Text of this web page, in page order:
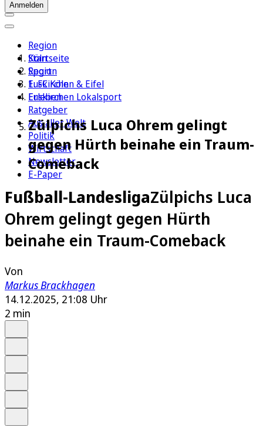
Anmelden
Region
Köln
Sport
1. FC Köln
Erleben
Ratgeber
Aus aller Welt
Politik
Wirtschaft
Newsletter
E-Paper
Startseite
Region
Euskirchen & Eifel
Euskirchen Lokalsport
Zülpichs Luca Ohrem gelingt
gegen Hürth beinahe ein Traum-
Comeback
Fußball-LandesligaZülpichs Luca
Ohrem gelingt gegen Hürth
beinahe ein Traum-Comeback
Von
Markus Brackhagen
14.12.2025, 21:08 Uhr
2 min